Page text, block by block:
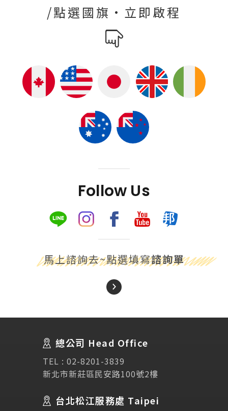
About Us 關於我們
講座活動
Testimonial
/點選國旗·立即啟程
Follow Us
馬上諮詢去~點選填寫諮詢單
總公司 Head Office
TEL : 02-8201-3839
新北市新莊區民安路100號2樓
台北松江服務處 Taipei